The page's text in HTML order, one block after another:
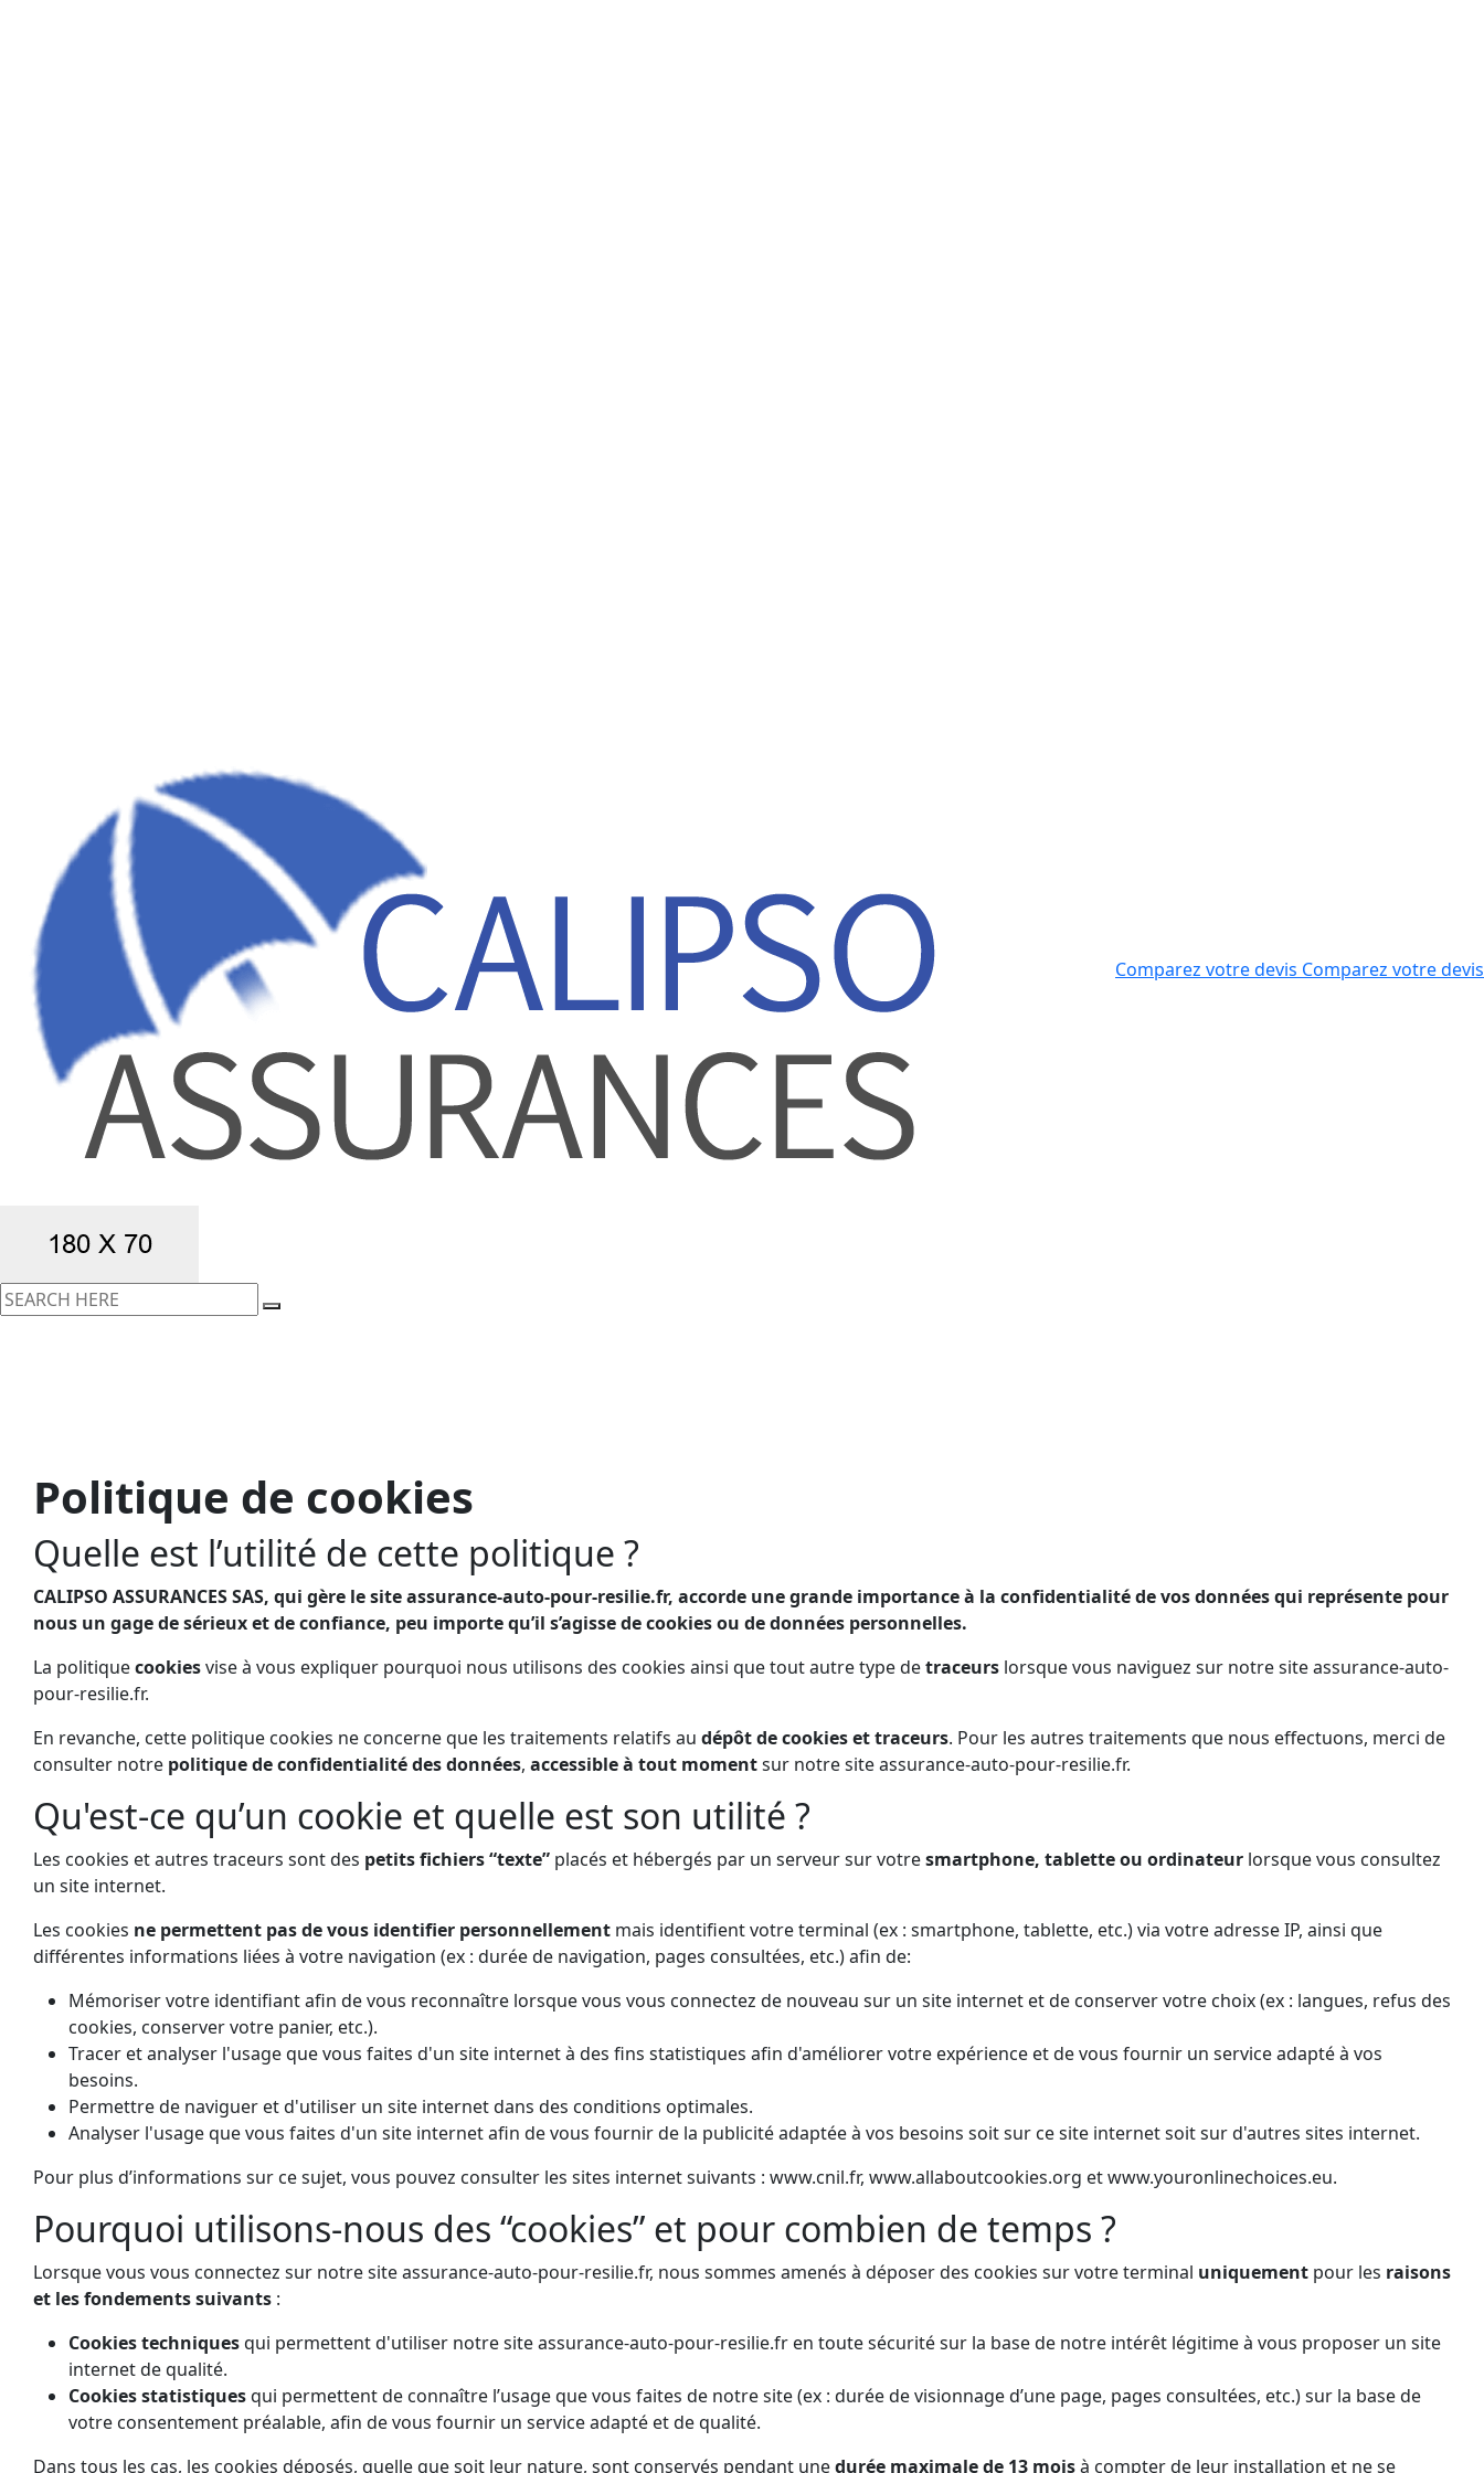
Comparez votre devis Comparez votre devis
Politique de cookies
Quelle est l’utilité de cette politique ?
CALIPSO ASSURANCES SAS, qui gère le site assurance-auto-pour-resilie.fr, accorde une grande importance à la confidentialité de vos données qui représente pour
nous un gage de sérieux et de confiance, peu importe qu’il s’agisse de cookies ou de données personnelles.
La politiquecookiesvise à vous expliquer pourquoi nous utilisons des cookies ainsi que tout autre type detraceurs lorsque vous naviguez sur notre site assurance-auto-
pour-resilie.fr.
En revanche, cette politique cookies ne concerne que les traitements relatifs au dépôt de cookies et traceurs. Pour les autres traitements que nous effectuons, merci de
consulter notre politique de confidentialité des données, accessible à tout momentsur notre site assurance-auto-pour-resilie.fr.
Qu'est-ce qu’un cookie et quelle est son utilité ?
Les cookies et autres traceurs sont des petits fichiers “texte” placés et hébergés par un serveur sur votresmartphone, tablette ou ordinateur lorsque vous consultez
un site internet.
Les cookies ne permettent pas de vous identifier personnellement mais identifient votre terminal (ex : smartphone, tablette, etc.) via votre adresse IP, ainsi que
différentes informations liées à votre navigation (ex : durée de navigation, pages consultées, etc.) afin de:
Mémoriser votre identifiant afin de vous reconnaître lorsque vous vous connectez de nouveau sur un site internet et de conserver votre choix (ex : langues, refus des
cookies, conserver votre panier, etc.).
Tracer et analyser l'usage que vous faites d'un site internet à des fins statistiques afin d'améliorer votre expérience et de vous fournir un service adapté à vos
besoins.
Permettre de naviguer et d'utiliser un site internet dans des conditions optimales.
Analyser l'usage que vous faites d'un site internet afin de vous fournir de la publicité adaptée à vos besoins soit sur ce site internet soit sur d'autres sites internet.
Pour plus d’informations sur ce sujet, vous pouvez consulter les sites internet suivants : www.cnil.fr, www.allaboutcookies.org et www.youronlinechoices.eu.
Pourquoi utilisons-nous des “cookies” et pour combien de temps ?
Lorsque vous vous connectez sur notre site assurance-auto-pour-resilie.fr, nous sommes amenés à déposer des cookies sur votre terminal uniquement pour les raisons
et les fondements suivants :
Cookies techniquesqui permettent d'utiliser notre site assurance-auto-pour-resilie.fr en toute sécurité sur la base de notre intérêt légitime à vous proposer un site
internet de qualité.
Cookies statistiquesqui permettent de connaître l’usage que vous faites de notre site (ex : durée de visionnage d’une page, pages consultées, etc.) sur la base de
votre consentement préalable, afin de vous fournir un service adapté et de qualité.
Dans tous les cas, les cookies déposés, quelle que soit leur nature, sont conservés pendant unedurée maximale de 13 moisà compter de leur installation et ne se